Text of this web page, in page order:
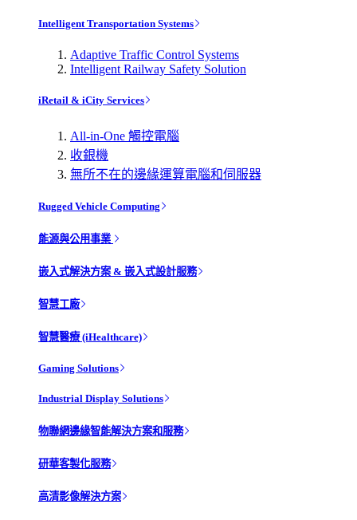
Intelligent Transportation Systems
Adaptive Traffic Control Systems
Intelligent Railway Safety Solution
iRetail & iCity Services
All-in-One 觸控電腦
收銀機
無所不在的邊緣運算電腦和伺服器
Rugged Vehicle Computing
能源與公用事業
嵌入式解決方案 & 嵌入式設計服務
智慧工廠
智慧醫療 (iHealthcare)
Gaming Solutions
Industrial Display Solutions
物聯網邊緣智能解決方案和服務
研華客製化服務
高清影像解決方案